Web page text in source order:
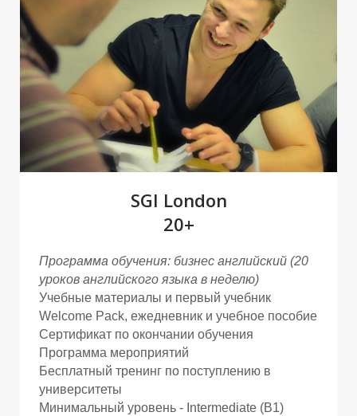
В
SGI London
20+
Программа обучения: бизнес английский (20
уроков английского языка в неделю)
Учебные материалы и первый учебник
Welcome Pack, ежедневник и учебное пособие
Сертификат по окончании обучения
Программа мероприятий
Бесплатный тренинг по поступлению в
университеты
Минимальный уровень - Intermediate (B1)
В